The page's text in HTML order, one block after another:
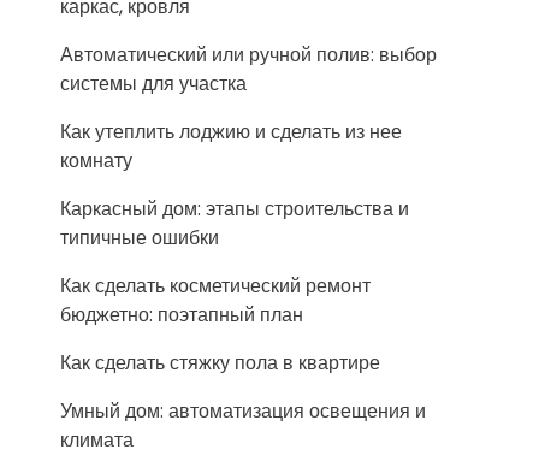
каркас, кровля
Автоматический или ручной полив: выбор
системы для участка
Как утеплить лоджию и сделать из нее
комнату
Каркасный дом: этапы строительства и
типичные ошибки
Как сделать косметический ремонт
бюджетно: поэтапный план
Как сделать стяжку пола в квартире
Умный дом: автоматизация освещения и
климата